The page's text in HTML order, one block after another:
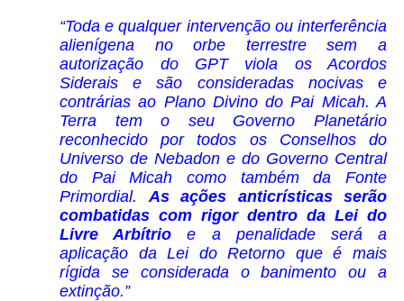
“Toda e qualquer intervenção ou interferência
alienígena no orbe terrestre sem a
autorização do GPT viola os Acordos
Siderais e são consideradas nocivas e
contrárias ao Plano Divino do Pai Micah. A
Terra tem o seu Governo Planetário
reconhecido por todos os Conselhos do
Universo de Nebadon e do Governo Central
do Pai Micah como também da Fonte
Primordial. As ações anticrísticas serão
combatidas com rigor dentro da Lei do
Livre Arbítrio e a penalidade será a
aplicação da Lei do Retorno que é mais
rígida se considerada o banimento ou a
extinção.”